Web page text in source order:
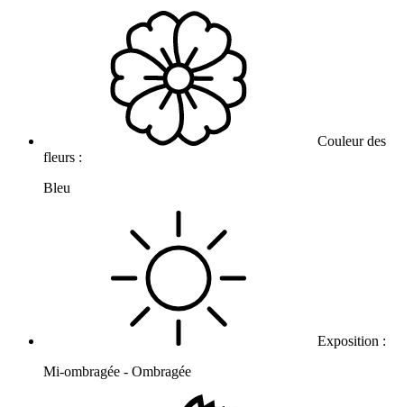
Couleur des
fleurs :
Bleu
Exposition :
Mi-ombragée - Ombragée